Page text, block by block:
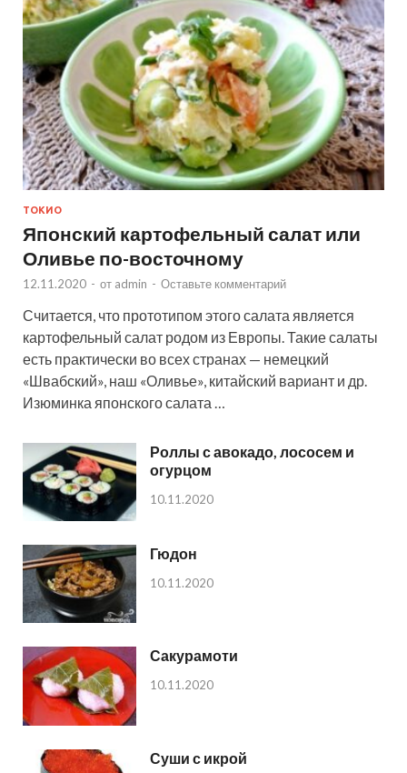
ТОКИО
Японский картофельный салат или
Оливье по-восточному
12.11.2020 - от admin - Оставьте комментарий
Считается, что прототипом этого салата является
картофельный салат родом из Европы. Такие салаты
есть практически во всех странах — немецкий
«Швабский», наш «Оливье», китайский вариант и др.
Изюминка японского салата …
Роллы с авокадо, лососем и
огурцом
10.11.2020
Гюдон
10.11.2020
Сакурамоти
10.11.2020
Суши с икрой